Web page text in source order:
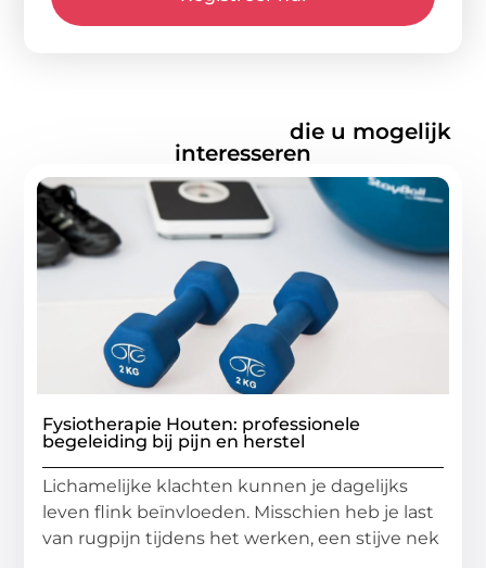
die u mogelijk
interesseren
Fysiotherapie Houten: professionele
begeleiding bij pijn en herstel
Lichamelijke klachten kunnen je dagelijks
leven flink beïnvloeden. Misschien heb je last
van rugpijn tijdens het werken, een stijve nek